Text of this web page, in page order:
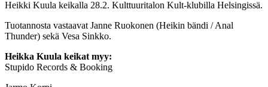
Heikki Kuula keikalla 28.2. Kulttuuritalon Kult-klubilla Helsingissä.
Tuotannosta vastaavat Janne Ruokonen (Heikin bändi / Anal
Thunder) sekä Vesa Sinkko.
Heikka Kuula keikat myy:
Stupido Records & Booking